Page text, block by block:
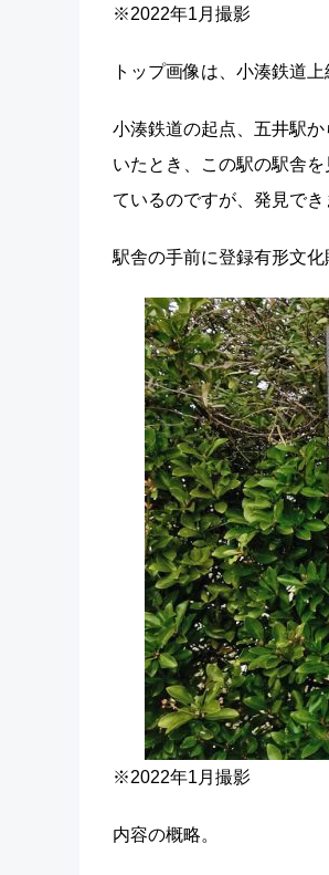
※2022年1月撮影
トップ画像は、小湊鉄道
小湊鉄道の起点、五井駅
いたとき、この駅の駅舎
ているのですが、発見でき
駅舎の手前に登録有形文化
※2022年1月撮影
内容の概略。